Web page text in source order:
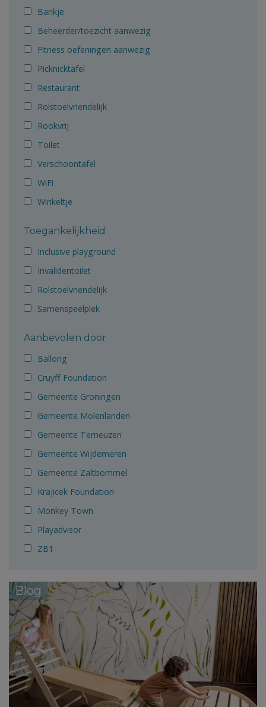
Bankje
Beheerder/toezicht aanwezig
Fitness oefeningen aanwezig
Picknicktafel
Restaurant
Rolstoelvriendelijk
Rookvrij
Toilet
Verschoontafel
WiFi
Winkeltje
Toegankelijkheid
Inclusive playground
Invalidentoilet
Rolstoelvriendelijk
Samenspeelplek
Aanbevolen door
Ballorig
Cruyff Foundation
Gemeente Groningen
Gemeente Molenlanden
Gemeente Terneuzen
Gemeente Wijdemeren
Gemeente Zaltbommel
Krajicek Foundation
Monkey Town
Playadvisor
ZB1
Blog